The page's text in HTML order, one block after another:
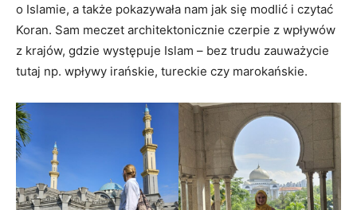
o Islamie, a także pokazywała nam jak się modlić i czytać
Koran. Sam meczet architektonicznie czerpie z wpływów
z krajów, gdzie występuje Islam – bez trudu zauważycie
tutaj np. wpływy irańskie, tureckie czy marokańskie.